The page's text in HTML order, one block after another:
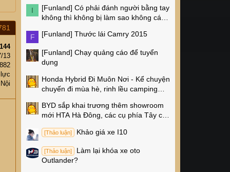
13
I [Funland] Có phải đánh người bằng tay
không thì không bị làm sao không các
F
[Funland] Thước lái Camry 2015
[Funland] Chạy quảng cáo để tuyển
dụng
Honda Hybrid Đi Muôn Nơi - Kể chuyện
chuyến đi mùa hè, rinh lều camping
BYD sắp khai trương thêm showroom
mới HTA Hà Đông, các cụ phía Tây có
[Thảo luận] Khảo giá xe I10
[Thảo luận]
Làm lại khóa xe oto
Outlander?